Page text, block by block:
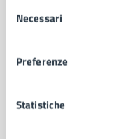
delNecessari
Preferenze
Statistiche
Enti e fondazioni
Documenti e dati